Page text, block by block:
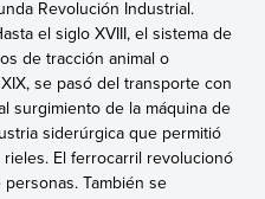
Revolución Industrial.
el siglo XVIII, el sistema de
de tracción animal o
se pasó del transporte con
surgimiento de la máquina de
siderúrgica que permitió
El ferrocarril revolucionó
También se